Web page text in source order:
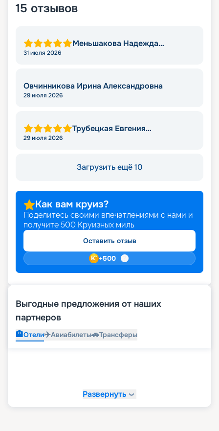
15 отзывов
Меньшакова Надежда
31 июля 2026
Овчинникова Ирина Александровна
29 июля 2026
Трубецкая Евгения
29 июля 2026
Загрузить ещё 10
Как вам круиз?
Поделитесь своими впечатлениями с нами и
получите 500 Круизных миль
Оставить отзыв
+500
Выгодные предложения от наших
партнеров
🏨Отели✈️Авиабилеты🚗Трансферы
Развернуть